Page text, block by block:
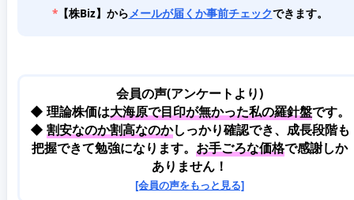
*【株Biz】から メールが届くか事前チェックできます。
会員の声(アンケートより)
◆ 理論株価は大海原で目印が無かった私の羅針盤です。
◆ 割安なのか割高なのかしっかり確認でき、成長段階も
把握できて勉強になります。 お手ごろな価格で感謝しか
ありません！
[会員の声をもっと見る]